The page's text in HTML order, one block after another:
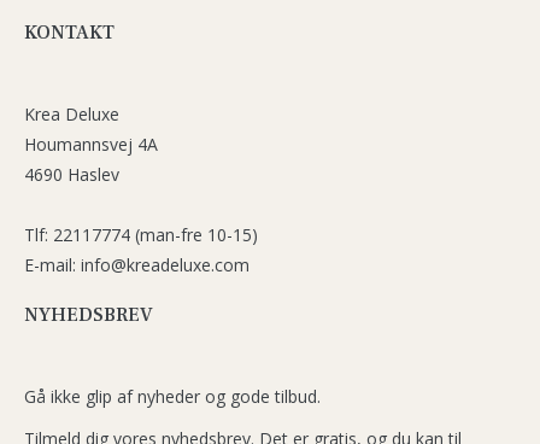
KONTAKT
Krea Deluxe
Houmannsvej 4A
4690 Haslev
Tlf: 22117774 (man-fre 10-15)
E-mail: info@kreadeluxe.com
NYHEDSBREV
Gå ikke glip af nyheder og gode tilbud.
Tilmeld dig vores nyhedsbrev. Det er gratis, og du kan til